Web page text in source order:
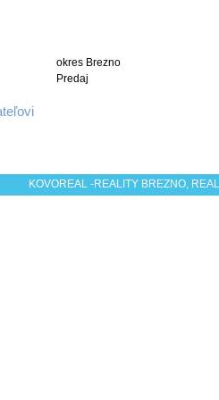
okres Brezno
Predaj
KOVOREAL -REALITY BREZNO,